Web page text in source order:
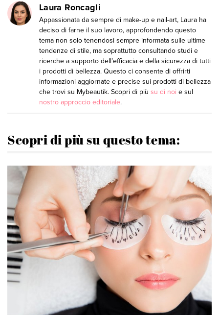
Laura Roncagli
Appassionata da sempre di make-up e nail-art, Laura ha
deciso di farne il suo lavoro, approfondendo questo
tema non solo tenendosi sempre informata sulle ultime
tendenze di stile, ma soprattutto consultando studi e
ricerche a supporto dell’efficacia e della sicurezza di tutti
i prodotti di bellezza. Questo ci consente di offrirti
informazioni aggiornate e precise sui prodotti di bellezza
che trovi su Mybeautik. Scopri di più su di noi e sul
nostro approccio editoriale.
Scopri di più su questo tema: